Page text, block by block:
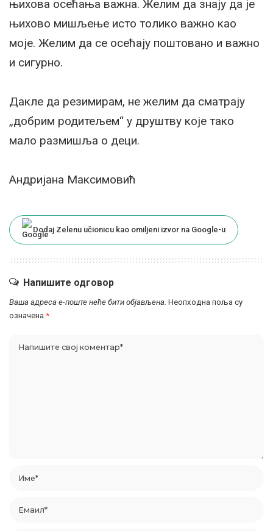
њихова осећања важна. Желим да знају да је
њихово мишљење исто толико важно као
моје. Желим да се осећају поштовано и важно
и сигурно.
Дакле да резимирам, не желим да сматрају
„добрим родитељем“ у друштву које тако
мало размишља о деци.
Андријана Максимовић
Dodaj Zelenu učionicu kao omiljeni izvor na Google-u
Напишите одговор
Ваша адреса е-поште неће бити објављена. Неопходна поља су
означена *